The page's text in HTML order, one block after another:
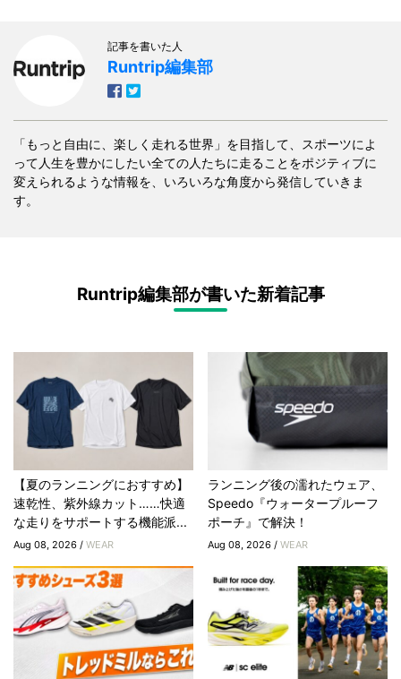
記事を書いた人
Runtrip編集部
「もっと自由に、楽しく走れる世界」を目指して、スポーツによ
って人生を豊かにしたい全ての人たちに走ることをポジティブに
変えられるような情報を、いろいろな角度から発信していきま
す。
Runtrip編集部が書いた新着記事
【夏のランニングにおすすめ】
速乾性、紫外線カット……快適
な走りをサポートする機能派...
Aug 08, 2026 / WEAR
ランニング後の濡れたウェア、
Speedo『ウォータープルーフ
ポーチ』で解決！
Aug 08, 2026 /WEAR